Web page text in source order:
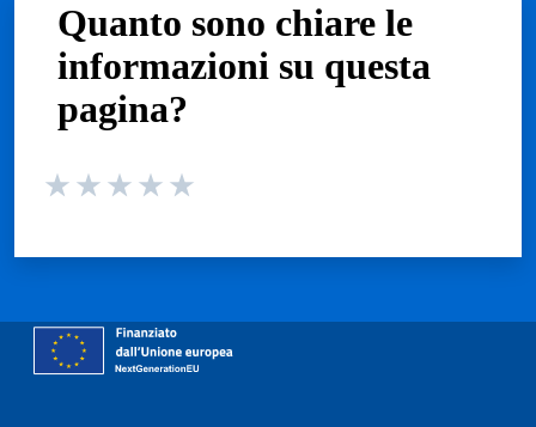
Quanto sono chiare le
informazioni su questa
pagina?
Valuta da 1 a 5 stelle la pagina